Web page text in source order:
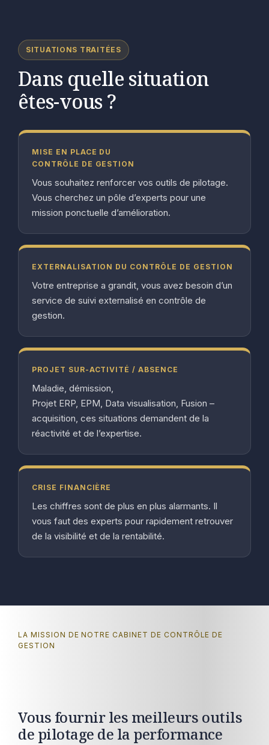
SITUATIONS TRAITÉES
Dans quelle situation
êtes-vous ?
MISE EN PLACE DU
CONTRÔLE DE GESTION
Vous souhaitez renforcer vos outils de pilotage.
Vous cherchez un pôle d’experts pour une
mission ponctuelle d’amélioration.
EXTERNALISATION DU CONTRÔLE DE GESTION
Votre entreprise a grandit, vous avez besoin d’un
service de suivi externalisé en contrôle de
gestion.
PROJET SUR-ACTIVITÉ / ABSENCE
Maladie, démission,
Projet ERP, EPM, Data visualisation, Fusion –
acquisition, ces situations demandent de la
réactivité et de l’expertise.
CRISE FINANCIÈRE
Les chiffres sont de plus en plus alarmants. Il
vous faut des experts pour rapidement retrouver
de la visibilité et de la rentabilité.
LA MISSION DE NOTRE CABINET DE CONTRÔLE DE
GESTION
Vous fournir les meilleurs outils
de pilotage de la performance